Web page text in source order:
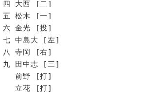
四 大西 [二]
五 松木 [一]
六 金光 [投]
七 中島大 [左]
八 寺岡 [右]
九 田中志 [三]
前野 [打]
立花 [打]